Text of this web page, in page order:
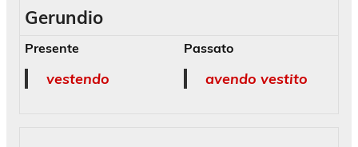
Gerundio
Presente
vestendo
Passato
avendo vestito